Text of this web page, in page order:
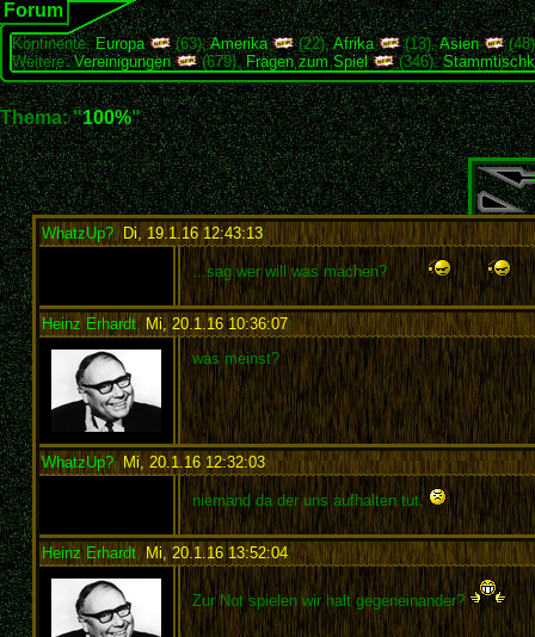
Forum
Kontinente:Europa (63),Amerika (22),Afrika (13),Asien
Weitere:Vereinigungen (679),Fragen zum Spiel (346),
Thema: "100%"
WhatzUp?,Di, 19.1.16 12:43:13:
...sag wer will was machen?
Heinz Erhardt, Mi, 20.1.16 10:36:07:
was meinst?
WhatzUp?, Mi, 20.1.16 12:32:03:
niemand da der uns aufhalten tut.
Heinz Erhardt,Mi, 20.1.16 13:52:04:
Zur Not spielen wir halt gegeneinander?